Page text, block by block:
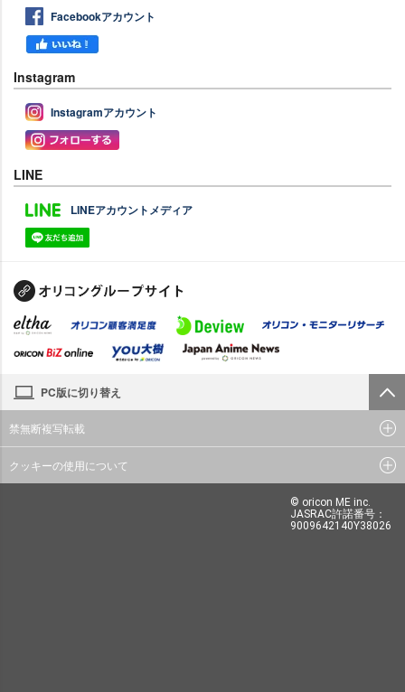
Facebookアカウント
Instagram
Instagramアカウント
LINE
LINEアカウントメディア
PC版に切り替え
禁無断複写転載
クッキーの使用について
© oricon ME inc.
JASRAC許諾番号：
9009642140Y38026